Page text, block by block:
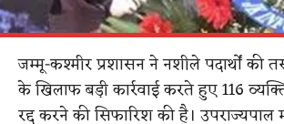
जम्मू-कश्मीर प्रशासन ने नशीले पदार्थों की
के खिलाफ बड़ी कार्रवाई करते हुए 116
रद्द करने की सिफारिश की है। उपराज्यपाल